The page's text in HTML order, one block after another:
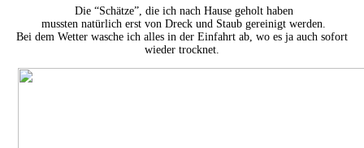
Die “Schätze”, die ich nach Hause geholt haben
mussten natürlich erst von Dreck und Staub gereinigt werden.
Bei dem Wetter wasche ich alles in der Einfahrt ab, wo es ja auch sofort
wieder trocknet.